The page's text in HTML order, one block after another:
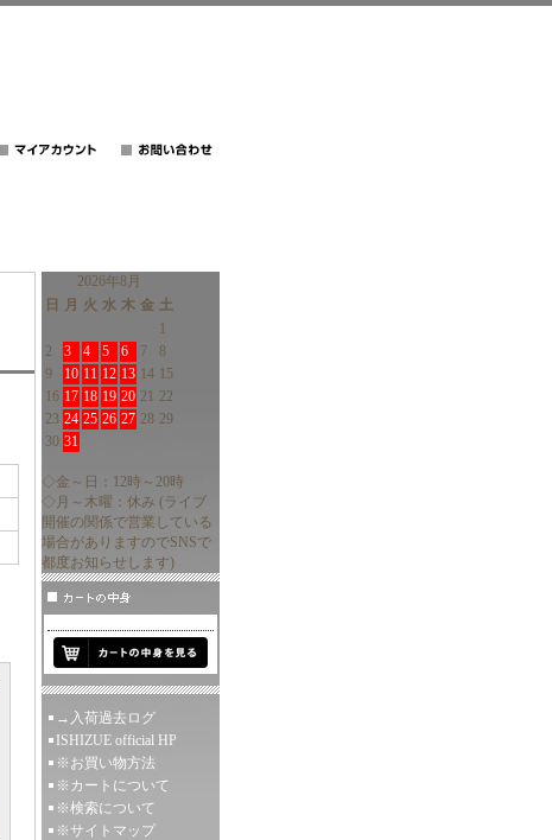
2026年8月
日
月 火 水 木 金 土
1
2
3 4 5 6 7
8
9
10 11 12 13 14 15
16 17 18 19 20 21 22
23 24 25 26 27 28 29
30 31
◇金～日：12時～20時
◇月～木曜：休み (ライブ
開催の関係で営業している
場合がありますのでSNSで
都度お知らせします)
→入荷過去ログ
ISHIZUE official HP
※お買い物方法
※カートについて
※検索について
※サイトマップ